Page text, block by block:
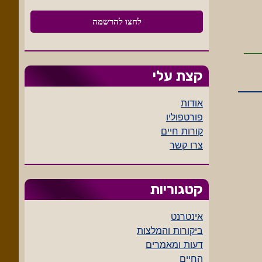
קצת עלי
אודות
פורטפוליו
קורות חיים
צרו קשר
קטגוריות
אינטרנט
ביקורות והמלצות
דעות ומאמרים
החיים